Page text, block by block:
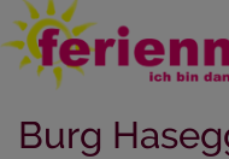
Burg